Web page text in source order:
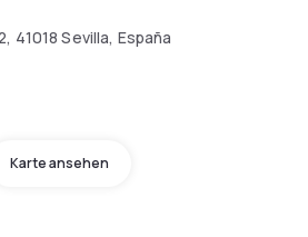
41018 Sevilla, España
Karte ansehen